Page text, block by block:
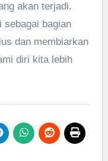
akan terjadi.
sebagai bagian
dan membiarkan
diri kita lebih